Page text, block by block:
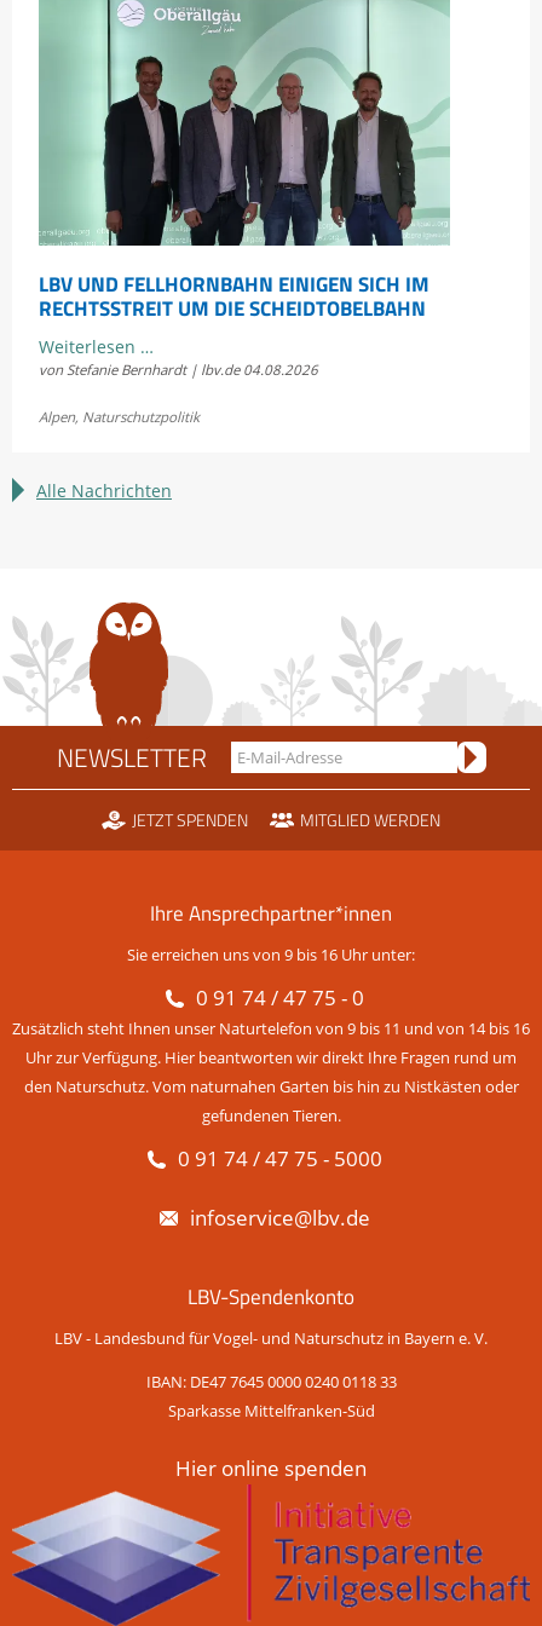
LBV UND FELLHORNBAHN EINIGEN SICH IM
RECHTSSTREIT UM DIE SCHEIDTOBELBAHN
Weiterlesen …
und
einigen
im
Scheidtobelbahn
von Stefanie Bernhardt | lbv.de 04.08.2026
Alpen, Naturschutzpolitik
Alle Nachrichten
NEWSLETTER
JETZT SPENDEN MITGLIED WERDEN
Ihre Ansprechpartner*innen
Sie erreichen uns von 9 bis 16 Uhr unter:
0 91 74 / 47 75 - 0
Zusätzlich steht Ihnen unser Naturtelefon von 9 bis 11 und von 14 bis 16
Uhr zur Verfügung. Hier beantworten wir direkt Ihre Fragen rund um
den Naturschutz. Vom naturnahen Garten bis hin zu Nistkästen oder
gefundenen Tieren.
0 91 74 / 47 75 - 5000
infoservice@lbv.de
LBV-Spendenkonto
LBV - Landesbund für Vogel- und Naturschutz in Bayern e. V.
IBAN: DE47 7645 0000 0240 0118 33
Sparkasse Mittelfranken-Süd
Hier online spenden